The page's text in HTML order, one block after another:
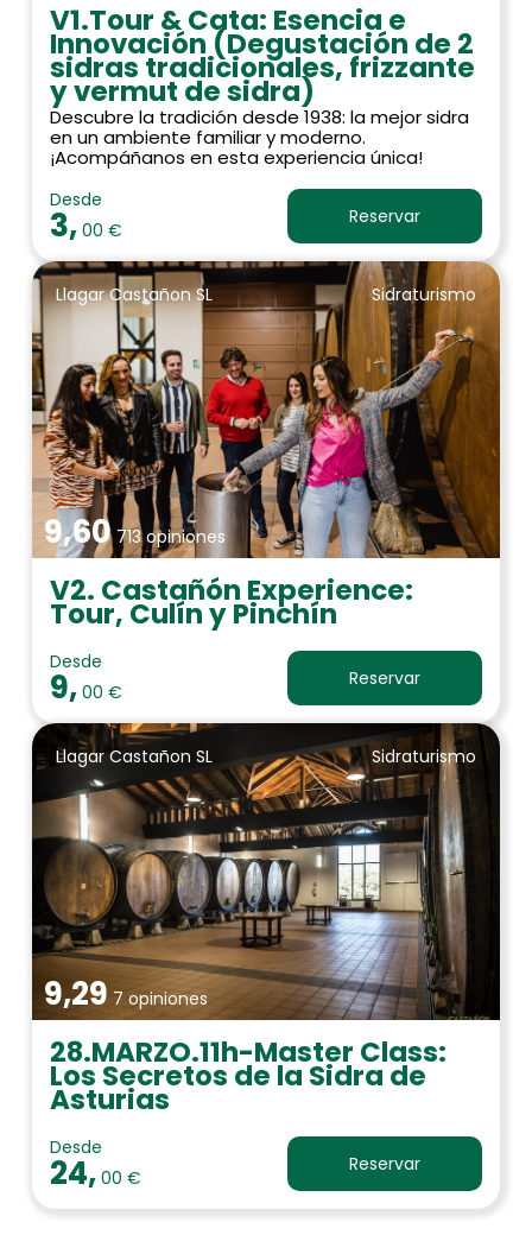
V1.Tour & Cata: Esencia e
Innovación (Degustación de 2
sidras tradicionales, frizzante
y vermut de sidra)
Descubre la tradición desde 1938: la mejor sidra
en un ambiente familiar y moderno.
¡Acompáñanos en esta experiencia única!
Desde
3, 00 €
Reservar
Llagar Castañon SL Sidraturismo
9,60713 opiniones
V2. Castañón Experience:
Tour, Culín y Pinchín
Desde
9, 00 €
Reservar
Llagar Castañon SL Sidraturismo
9,29 7 opiniones
28.MARZO.11h-Master Class:
Los Secretos de la Sidra de
Asturias
Desde
24, 00 €
Reservar